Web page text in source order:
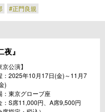
#正門良規
』
京公演】
：2025年10月17日(金)～11月7
)
：東京グローブ座
：S席11,000円、A席9,500円